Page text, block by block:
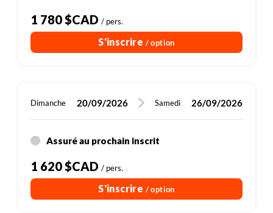
1 780 $CAD / pers.
S'inscrire / option
Dimanche 20/09/2026 Samedi 26/09/2026
Assuré au prochain inscrit
1 620 $CAD / pers.
S'inscrire / option